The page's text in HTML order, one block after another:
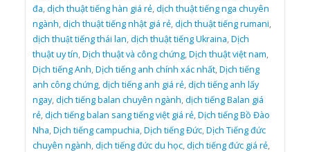
đa,dịch thuật tiếng hàn giá rẻ,dịch thuật tiếng nga chuyên
ngành,dịch thuật tiếng nhật giá rẻ,dịch thuật tiếng rumani,
dịch thuật tiếng thái lan,dịch thuật tiếng Ukraina,Dịch
thuật uy tín,Dịch thuật và công chứng,Dịch thuật việt nam,
Dịch tiếng Anh,Dịch tiếng anh chính xác nhất,Dịch tiếng
anh công chứng,dịch tiếng anh giá rẻ,dịch tiếng anh lấy
ngay,dịch tiếng balan chuyên ngành,dịch tiếng Balan giá
rẻ,dịch tiếng balan sang tiếng việt giá rẻ,Dịch tiếng Bồ Đào
Nha,Dịch tiếng campuchia,Dịch tiếng Đức,Dịch Tiếng đức
chuyên ngành,dịch tiếng đức du học,dịch tiếng đức giá rẻ,